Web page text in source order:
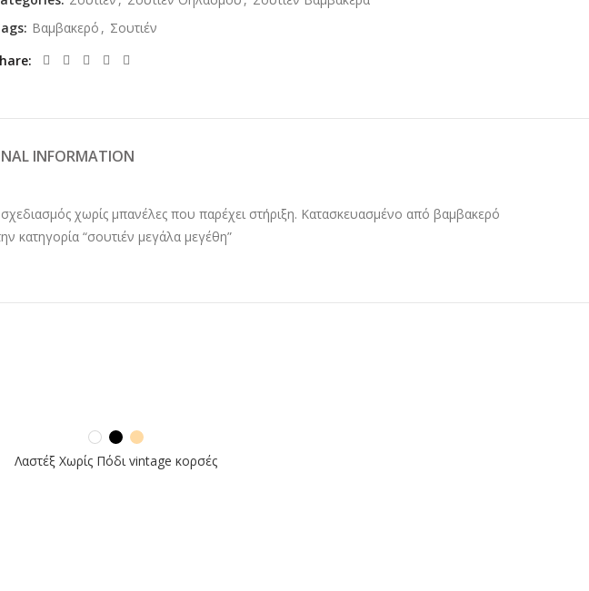
Βαμβακερό , Σουτιέν
INFORMATION
χωρίς μπανέλες που παρέχει στήριξη. Κατασκευασμένο από βαμβακερό
κατηγορία “σουτιέν μεγάλα μεγέθη”
Λαστέξ Χωρίς Πόδι vintage κορσές